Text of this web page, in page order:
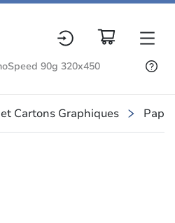
Cartons Graphiques